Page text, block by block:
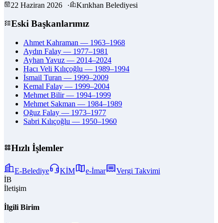
22 Haziran 2026 · Kırıkhan Belediyesi
Eski Başkanlarımız
Ahmet Kahraman — 1963–1968
Aydın Falay — 1977–1981
Ayhan Yavuz — 2014–2024
Hacı Veli Kılıçoğlu — 1989–1994
İsmail Turan — 1999–2009
Kemal Falay — 1999–2004
Mehmet Bilir — 1994–1999
Mehmet Sakman — 1984–1989
Oğuz Falay — 1973–1977
Sabri Kılıçoğlu — 1950–1960
Hızlı İşlemler
E-Belediye KİM e-İmar
Vergi Takvimi
İB
İletişim
İlgili Birim